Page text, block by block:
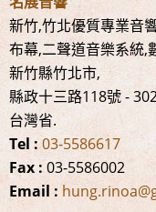
新竹,竹北優質專業音
布幕,二聲道音樂系統,
新竹縣竹北市,
縣政十三路118號-
台灣省.
Tel :03-5586617
Fax : 03-5586002
Email :